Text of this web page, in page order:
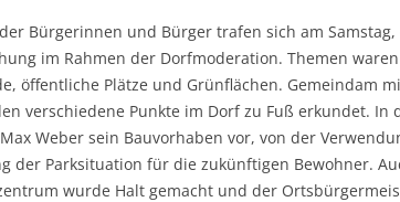
Bürgerinnen und Bürger trafen sich am Samstag,
im Rahmen der Dorfmoderation. Themen
öffentliche Plätze und Grünflächen. Gemeindam
verschiedene Punkte im Dorf zu Fuß erkundet. In
Weber sein Bauvorhaben vor, von der
der Parksituation für die zukünftigen Bewohner.
wurde Halt gemacht und der